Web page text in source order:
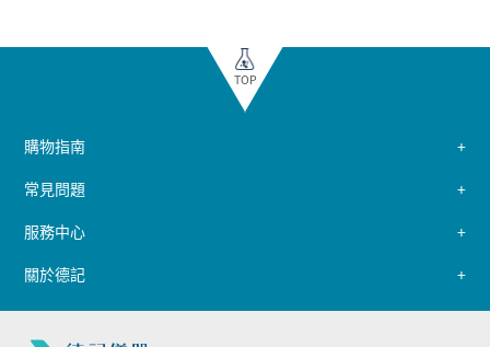
TOP
購物指南
常見問題
服務中心
關於德記